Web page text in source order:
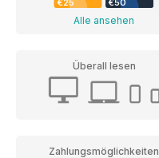
€25 €50
Alle ansehen
Überall lesen
Zahlungsmöglichkeiten